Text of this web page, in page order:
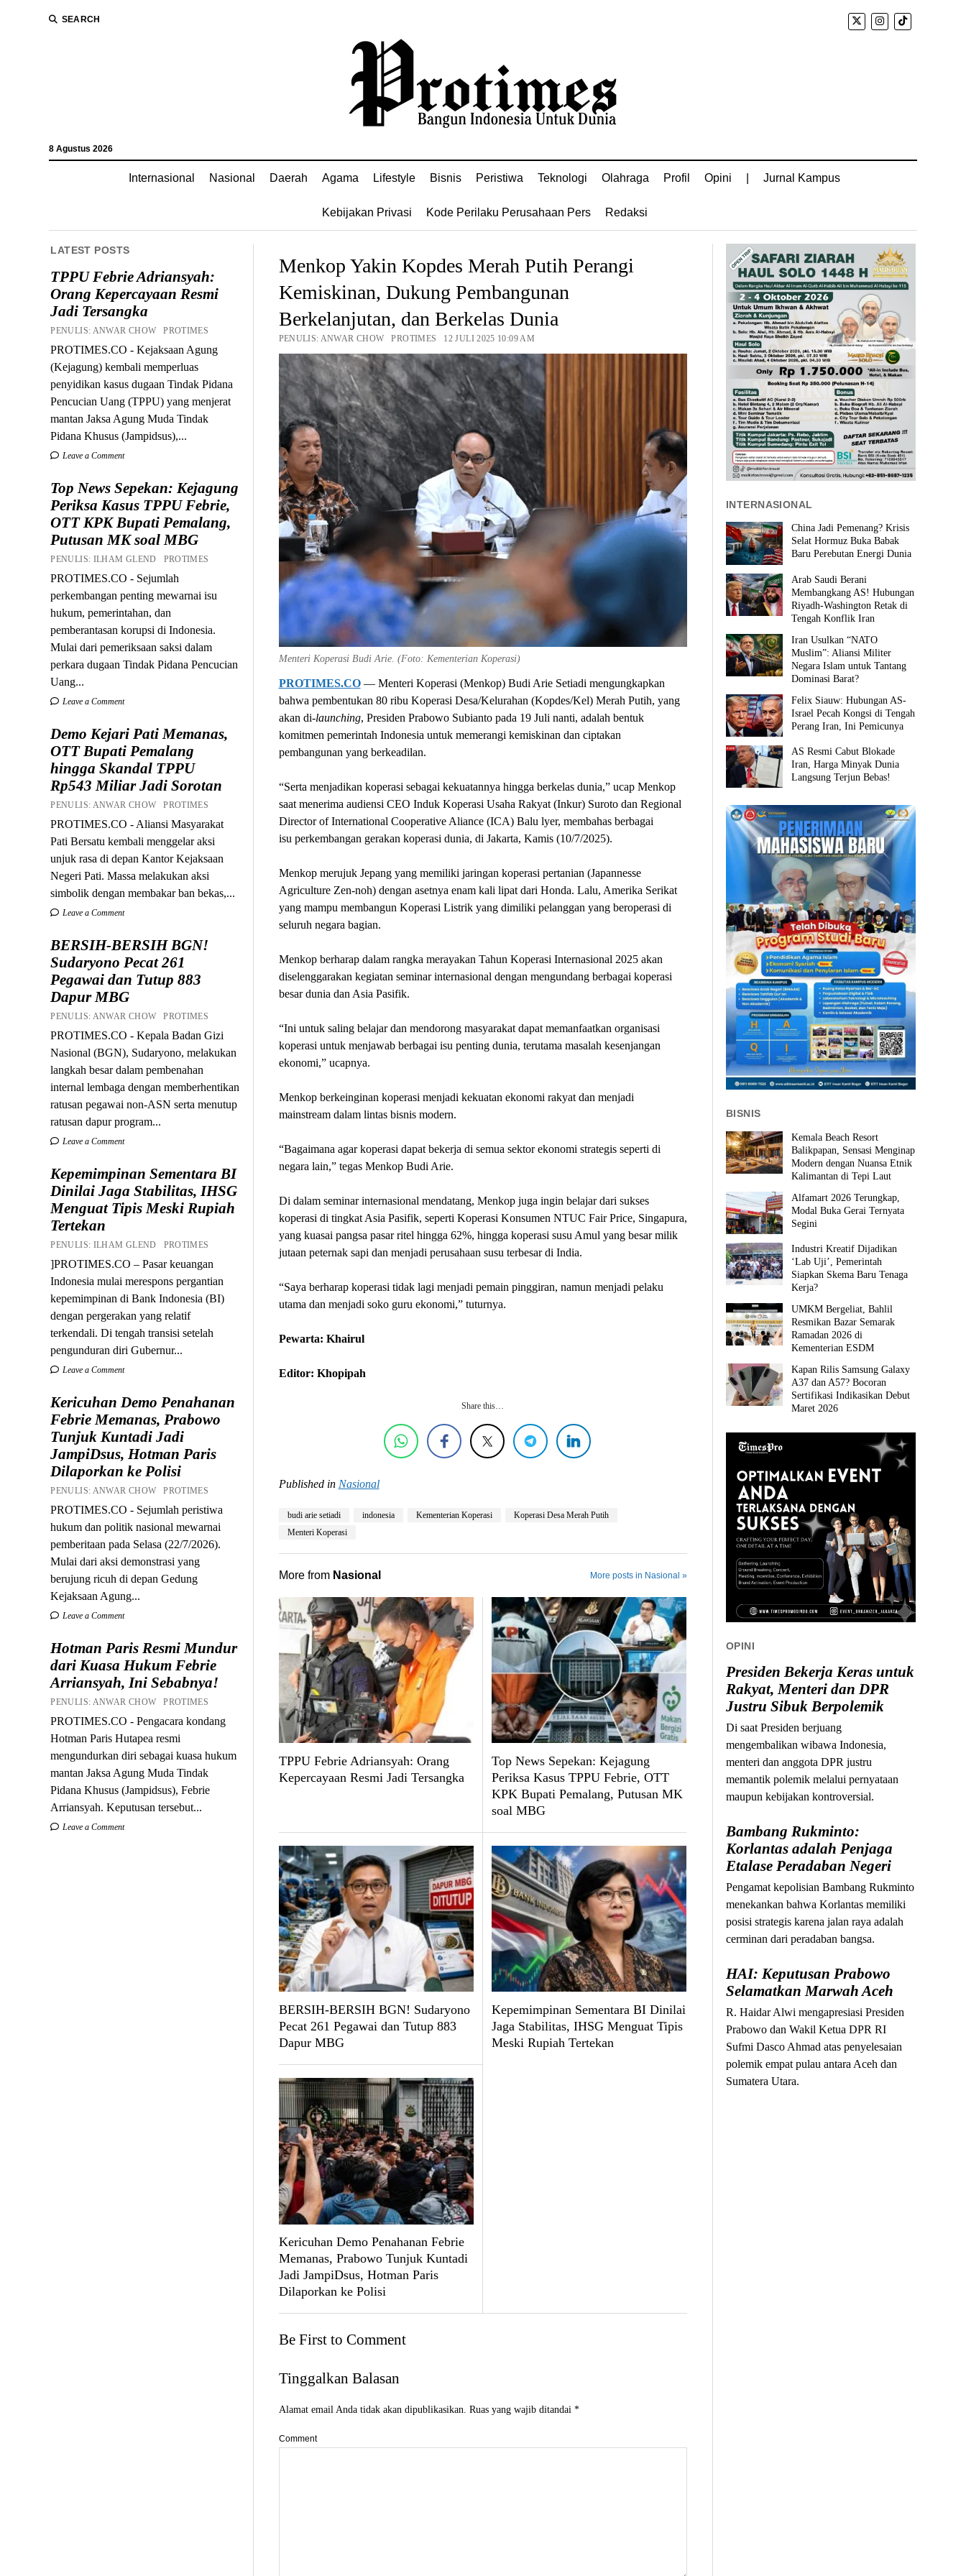
SEARCH
8 Agustus 2026
Internasional Nasional Daerah Agama Lifestyle Bisnis Peristiwa Teknologi Olahraga Profil Opini Jurnal Kampus
Kebijakan Privasi Kode Perilaku Perusahaan Pers Redaksi
LATEST POSTS
TPPU Febrie Adriansyah:
Orang Kepercayaan Resmi
Jadi Tersangka
PENULIS: ANWAR CHOW PROTIMES
PROTIMES.CO - Kejaksaan Agung
(Kejagung) kembali memperluas
penyidikan kasus dugaan Tindak Pidana
Pencucian Uang (TPPU) yang menjerat
mantan Jaksa Agung Muda Tindak
Pidana Khusus (Jampidsus),...
Leave a Comment
Top News Sepekan: Kejagung
Periksa Kasus TPPU Febrie,
OTT KPK Bupati Pemalang,
Putusan MK soal MBG
PENULIS: ILHAM GLEND PROTIMES
PROTIMES.CO - Sejumlah
perkembangan penting mewarnai isu
hukum, pemerintahan, dan
pemberantasan korupsi di Indonesia.
Mulai dari pemeriksaan saksi dalam
perkara dugaan Tindak Pidana Pencucian
Uang...
Leave a Comment
Demo Kejari Pati Memanas,
OTT Bupati Pemalang
hingga Skandal TPPU
Rp543 Miliar Jadi Sorotan
PENULIS: ANWAR CHOW PROTIMES
PROTIMES.CO - Aliansi Masyarakat
Pati Bersatu kembali menggelar aksi
unjuk rasa di depan Kantor Kejaksaan
Negeri Pati. Massa melakukan aksi
simbolik dengan membakar ban bekas,...
Leave a Comment
BERSIH-BERSIH BGN!
Sudaryono Pecat 261
Pegawai dan Tutup 883
Dapur MBG
PENULIS: ANWAR CHOW PROTIMES
PROTIMES.CO - Kepala Badan Gizi
Nasional (BGN), Sudaryono, melakukan
langkah besar dalam pembenahan
internal lembaga dengan memberhentikan
ratusan pegawai non-ASN serta menutup
ratusan dapur program...
Leave a Comment
Kepemimpinan Sementara BI
Dinilai Jaga Stabilitas, IHSG
Menguat Tipis Meski Rupiah
Tertekan
PENULIS: ILHAM GLEND PROTIMES
]PROTIMES.CO – Pasar keuangan
Indonesia mulai merespons pergantian
kepemimpinan di Bank Indonesia (BI)
dengan pergerakan yang relatif
terkendali. Di tengah transisi setelah
pengunduran diri Gubernur...
Leave a Comment
Kericuhan Demo Penahanan
Febrie Memanas, Prabowo
Tunjuk Kuntadi Jadi
JampiDsus, Hotman Paris
Dilaporkan ke Polisi
PENULIS: ANWAR CHOW PROTIMES
PROTIMES.CO - Sejumlah peristiwa
hukum dan politik nasional mewarnai
pemberitaan pada Selasa (22/7/2026).
Mulai dari aksi demonstrasi yang
berujung ricuh di depan Gedung
Kejaksaan Agung...
Leave a Comment
Hotman Paris Resmi Mundur
dari Kuasa Hukum Febrie
Arriansyah, Ini Sebabnya!
PENULIS: ANWAR CHOW PROTIMES
PROTIMES.CO - Pengacara kondang
Hotman Paris Hutapea resmi
mengundurkan diri sebagai kuasa hukum
mantan Jaksa Agung Muda Tindak
Pidana Khusus (Jampidsus), Febrie
Arriansyah. Keputusan tersebut...
Leave a Comment
Menkop Yakin Kopdes Merah Putih Perangi
Kemiskinan, Dukung Pembangunan
Berkelanjutan, dan Berkelas Dunia
PENULIS: ANWAR CHOW PROTIMES 12 JULI 2025 10:09 AM
Menteri Koperasi Budi Arie. (Foto: Kementerian Koperasi)
PROTIMES.CO— Menteri Koperasi (Menkop) Budi Arie Setiadi mengungkapkan
bahwa pembentukan 80 ribu Koperasi Desa/Kelurahan (Kopdes/Kel) Merah Putih, yang
akan di-launching, Presiden Prabowo Subianto pada 19 Juli nanti, adalah bentuk
komitmen pemerintah Indonesia untuk memerangi kemiskinan dan ciptakan
pembangunan yang berkeadilan.
“Serta menjadikan koperasi sebagai kekuatannya hingga berkelas dunia,” ucap Menkop
saat menerima audiensi CEO Induk Koperasi Usaha Rakyat (Inkur) Suroto dan Regional
Director of International Cooperative Aliance (ICA) Balu lyer, membahas berbagai
isu perkembangan gerakan koperasi dunia, di Jakarta, Kamis (10/7/2025).
Menkop merujuk Jepang yang memiliki jaringan koperasi pertanian (Japannesse
Agriculture Zen-noh) dengan asetnya enam kali lipat dari Honda. Lalu, Amerika Serikat
yang mampu membangun Koperasi Listrik yang dimiliki pelanggan yang beroperasi di
seluruh negara bagian.
Menkop berharap dalam rangka merayakan Tahun Koperasi Internasional 2025 akan
diselenggarakan kegiatan seminar internasional dengan mengundang berbagai koperasi
besar dunia dan Asia Pasifik.
“Ini untuk saling belajar dan mendorong masyarakat dapat memanfaatkan organisasi
koperasi untuk menjawab berbagai isu penting dunia, terutama masalah kesenjangan
ekonomi,” ucapnya.
Menkop berkeinginan koperasi menjadi kekuatan ekonomi rakyat dan menjadi
mainstream dalam lintas bisnis modern.
“Bagaimana agar koperasi dapat bekerja di semua sektor ekonomi strategis seperti di
negara lain,” tegas Menkop Budi Arie.
Di dalam seminar internasional mendatang, Menkop juga ingin belajar dari sukses
koperasi di tingkat Asia Pasifik, seperti Koperasi Konsumen NTUC Fair Price, Singapura,
yang kuasai pangsa pasar ritel hingga 62%, hingga koperasi susu Amul yang besar milik
jutaan peternak sapi dan menjadi perusahaan susu terbesar di India.
“Saya berharap koperasi tidak lagi menjadi pemain pinggiran, namun menjadi pelaku
utama dan menjadi soko guru ekonomi,” tuturnya.
Pewarta: Khairul
Editor: Khopipah
Share this…
Published in Nasional
budi arie setiadi indonesia Kementerian Koperasi
Koperasi Desa Merah Putih
Menteri Koperasi
More from Nasional More posts in Nasional »
TPPU Febrie Adriansyah: Orang
Kepercayaan Resmi Jadi Tersangka
Top News Sepekan: Kejagung
Periksa Kasus TPPU Febrie, OTT
KPK Bupati Pemalang, Putusan MK
soal MBG
BERSIH-BERSIH BGN! Sudaryono
Pecat 261 Pegawai dan Tutup 883
Dapur MBG
Kepemimpinan Sementara BI Dinilai
Jaga Stabilitas, IHSG Menguat Tipis
Meski Rupiah Tertekan
Kericuhan Demo Penahanan Febrie
Memanas, Prabowo Tunjuk Kuntadi
Jadi JampiDsus, Hotman Paris
Dilaporkan ke Polisi
Be First to Comment
Tinggalkan Balasan
Alamat email Anda tidak akan dipublikasikan. Ruas yang wajib ditandai *
Comment
INTERNASIONAL
China Jadi Pemenang? Krisis
Selat Hormuz Buka Babak
Baru Perebutan Energi Dunia
Arab Saudi Berani
Membangkang AS! Hubungan
Riyadh-Washington Retak di
Tengah Konflik Iran
Iran Usulkan “NATO
Muslim”: Aliansi Militer
Negara Islam untuk Tantang
Dominasi Barat?
Felix Siauw: Hubungan AS-
Israel Pecah Kongsi di Tengah
Perang Iran, Ini Pemicunya
AS Resmi Cabut Blokade
Iran, Harga Minyak Dunia
Langsung Terjun Bebas!
BISNIS
Kemala Beach Resort
Balikpapan, Sensasi Menginap
Modern dengan Nuansa Etnik
Kalimantan di Tepi Laut
Alfamart 2026 Terungkap,
Modal Buka Gerai Ternyata
Segini
Industri Kreatif Dijadikan
‘Lab Uji’, Pemerintah
Siapkan Skema Baru Tenaga
Kerja?
UMKM Bergeliat, Bahlil
Resmikan Bazar Semarak
Ramadan 2026 di
Kementerian ESDM
Kapan Rilis Samsung Galaxy
A37 dan A57? Bocoran
Sertifikasi Indikasikan Debut
Maret 2026
OPINI
Presiden Bekerja Keras untuk
Rakyat, Menteri dan DPR
Justru Sibuk Berpolemik
Di saat Presiden berjuang
mengembalikan wibawa Indonesia,
menteri dan anggota DPR justru
memantik polemik melalui pernyataan
maupun kebijakan kontroversial.
Bambang Rukminto:
Korlantas adalah Penjaga
Etalase Peradaban Negeri
Pengamat kepolisian Bambang Rukminto
menekankan bahwa Korlantas memiliki
posisi strategis karena jalan raya adalah
cerminan dari peradaban bangsa.
HAI: Keputusan Prabowo
Selamatkan Marwah Aceh
R. Haidar Alwi mengapresiasi Presiden
Prabowo dan Wakil Ketua DPR RI
Sufmi Dasco Ahmad atas penyelesaian
polemik empat pulau antara Aceh dan
Sumatera Utara.